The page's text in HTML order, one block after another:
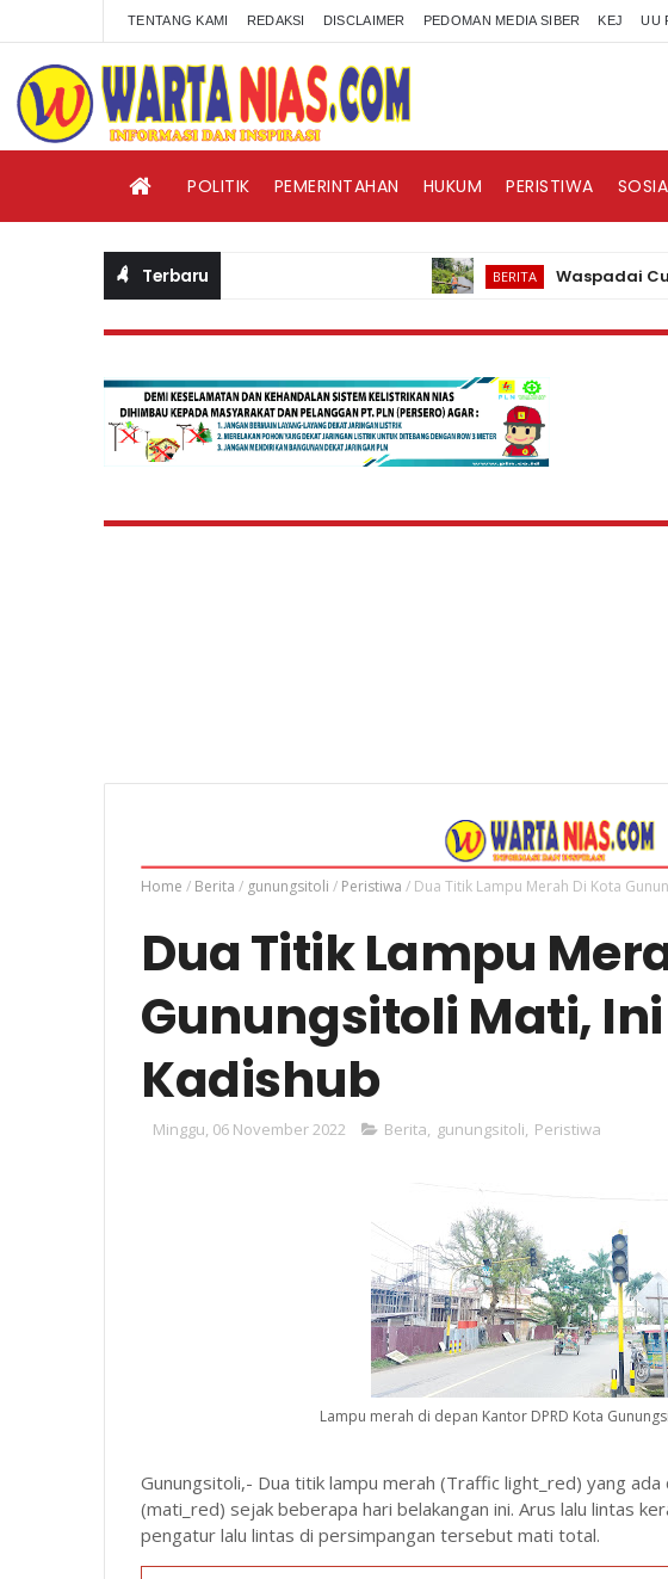
TENTANG KAMI REDAKSI DISCLAIMER PEDOMAN MEDIA SIBER KEJ UU
POLITIK PEMERINTAHAN HUKUM PERISTIWA
Terbaru BERITA Waspadai Cuaca
Home / Berita / gunungsitoli / Peristiwa / Dua Titik Lampu Merah Di Kota
Dua Titik Lampu
Gunungsitoli Mati,
Kadishub
Minggu, 06 November 2022 Berita gunungsitoli Peristiwa
Lampu merah di depan Kantor DPRD Kota
Gunungsitoli,- Dua titik lampu merah (Traffic light_red) yang
(mati_red) sejak beberapa hari belakangan ini. Arus lalu lintas
pengatur lalu lintas di persimpangan tersebut mati total.